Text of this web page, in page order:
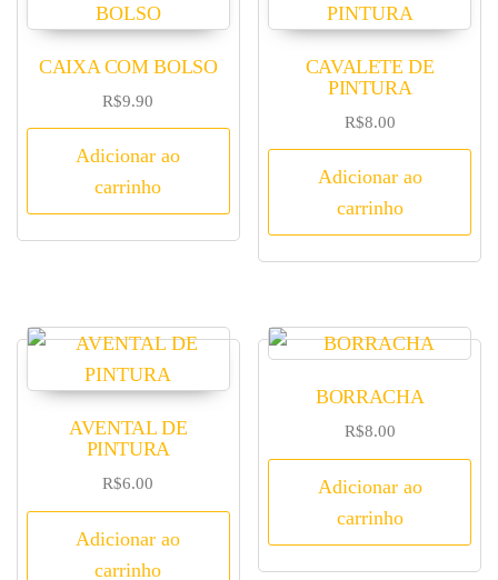
CAIXA COM BOLSO
R$9.90
Adicionar ao
carrinho
CAVALETE DE
PINTURA
R$8.00
Adicionar ao
carrinho
AVENTAL DE
PINTURA
R$6.00
Adicionar ao
carrinho
BORRACHA
R$8.00
Adicionar ao
carrinho